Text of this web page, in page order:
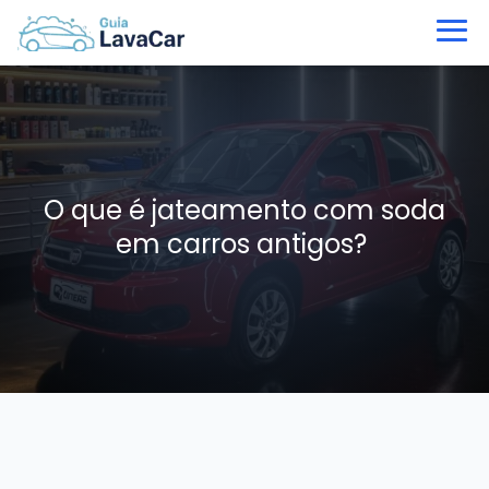
O que é jateamento com soda
em carros antigos?